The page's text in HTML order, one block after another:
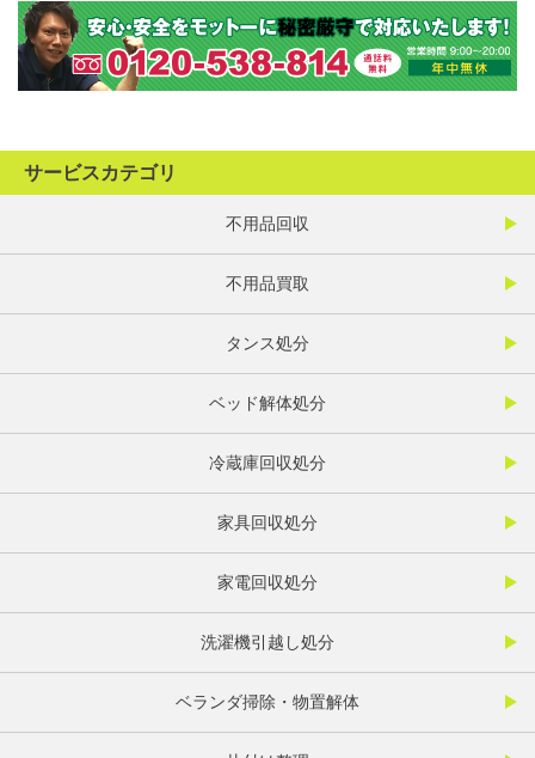
サービスカテゴリ
不用品回収
不用品買取
タンス処分
ベッド解体処分
冷蔵庫回収処分
家具回収処分
家電回収処分
洗濯機引越し処分
ベランダ掃除・物置解体